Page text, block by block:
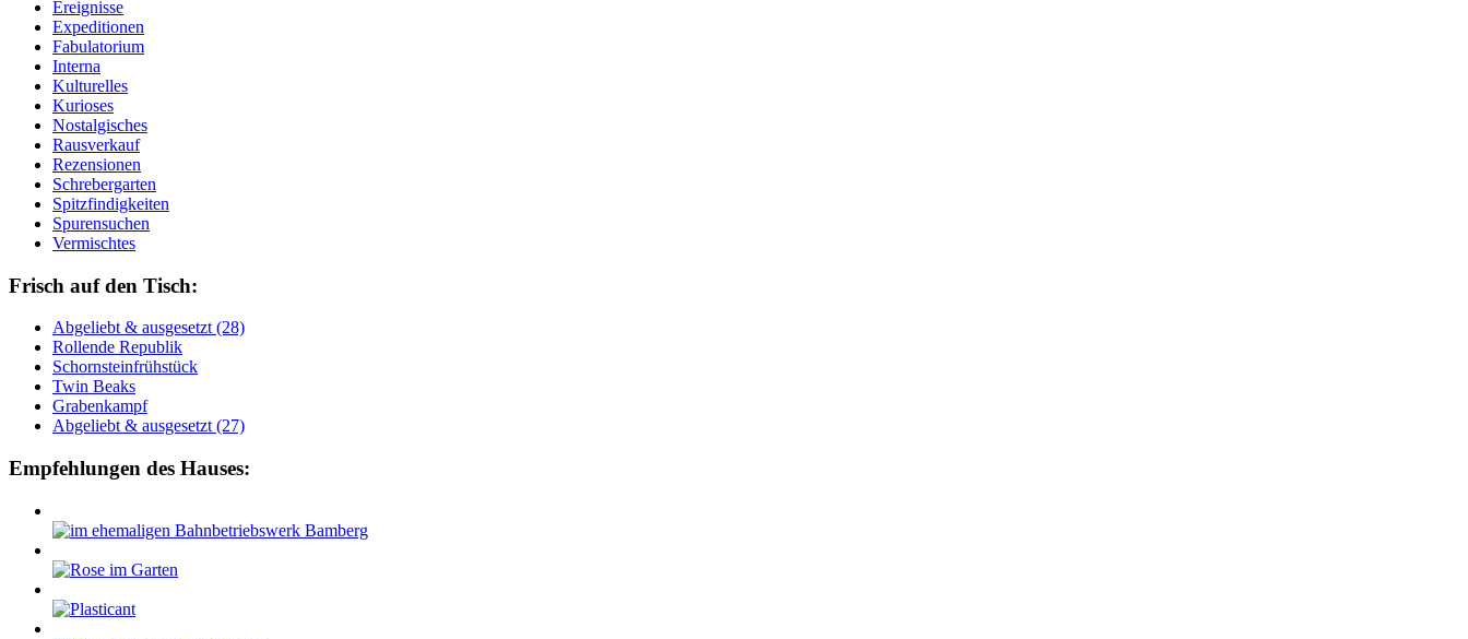
Ereignisse
Expeditionen
Fabulatorium
Interna
Kulturelles
Kurioses
Nostalgisches
Rausverkauf
Rezensionen
Schrebergarten
Spitzfindigkeiten
Spurensuchen
Vermischtes
Frisch auf den Tisch:
Ab­ge­liebt & aus­ge­setzt (28)
Rol­len­de Re­pu­blik
Schorn­stein­früh­stück
Twin Beaks
Gra­ben­kampf
Ab­ge­liebt & aus­ge­setzt (27)
Empfehlungen des Hauses: